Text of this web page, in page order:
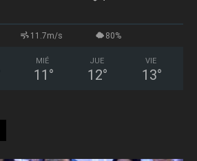
11.7m/s 80%
MIÉ
11 °
JUE
12°
VIE
13°